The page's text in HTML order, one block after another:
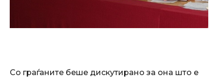
Со граѓаните беше дискутирано за она што е